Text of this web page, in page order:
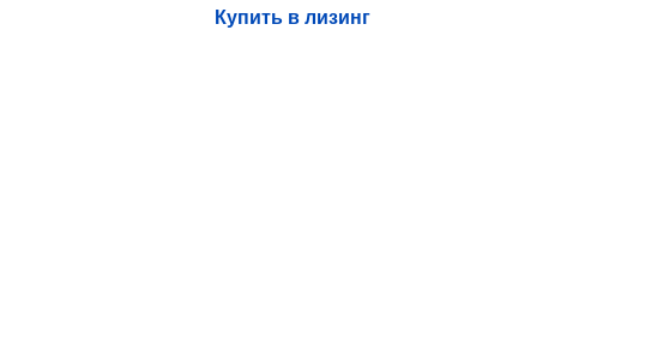
Купить в лизинг